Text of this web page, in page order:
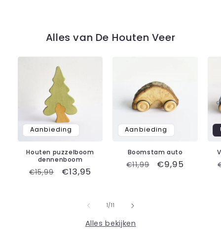
Alles van De Houten Veer
Aanbieding
Houten puzzelboom
dennenboom
Normale
€15,99 Aanbiedingsprijs
€13,95
Aanbieding
Boomstam auto
Normale
€11,99 €9,95
1/van
11
Alles bekijken